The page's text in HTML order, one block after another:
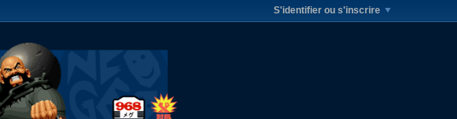
S'identifier ou s'inscrire